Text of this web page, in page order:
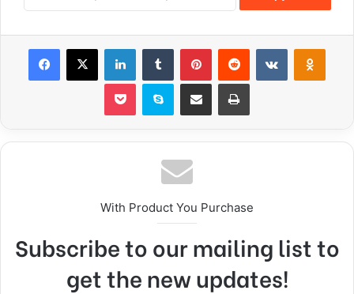
With Product You Purchase
Subscribe to our mailing list to
get the new updates!